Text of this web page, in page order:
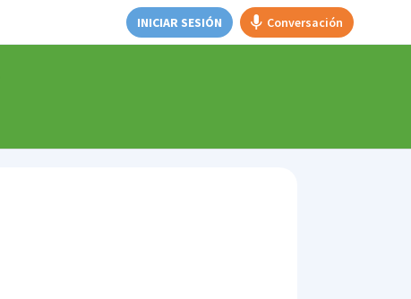
INICIAR SESIÓN Conversación